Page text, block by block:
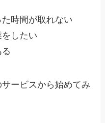
時間が取れない
したい
ービスから始めてみ